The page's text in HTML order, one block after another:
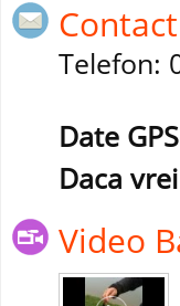
Telefon:
Date
Daca
Video